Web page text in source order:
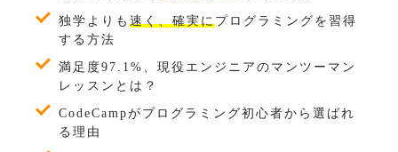
独学よりも 速く、確実にプログラミングを習得
する方法
満足度97.1%、現役エンジニアのマンツーマン
レッスンとは？
CodeCampがプログラミング初心者から選ばれ
る理由